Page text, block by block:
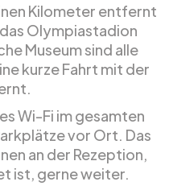
Kilometer entfernt
Olympiastadion
Museum sind alle
kurze Fahrt mit der
Wi-Fi im gesamten
vor Ort. Das
an der Rezeption,
ist, gerne weiter.